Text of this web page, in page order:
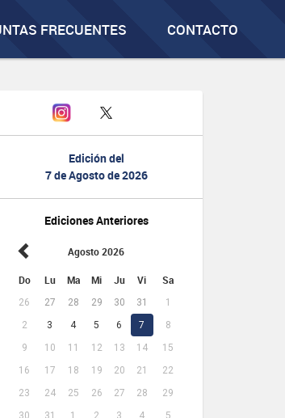
FRECUENTES CONTACTO
Edición del
7 de Agosto de 2026
Ediciones Anteriores
Agosto 2026
Do Lu Ma Mi Ju Vi Sa
26 27 28 29 30 31
1
2
3 4 5 6 7
8
9
10 11 12 13 14
15
16
17 18 19 20 21
22
23
24 25 26 27 28
29
30
31 1 2 3 4 5